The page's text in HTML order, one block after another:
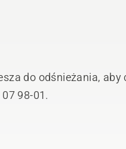
do odśnieżania, aby
Do lemiesza 546 07 98-01.